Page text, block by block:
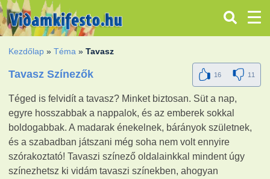
Kezdőlap »Téma »Tavasz
Tavasz Színezők 16 11
Téged is felvidít a tavasz? Minket biztosan. Süt a nap,
egyre hosszabbak a nappalok, és az emberek sokkal
boldogabbak. A madarak énekelnek, bárányok születnek,
és a szabadban játszani még soha nem volt ennyire
szórakoztató! Tavaszi színező oldalainkkal mindent úgy
színezhetsz ki vidám tavaszi színekben, ahogyan